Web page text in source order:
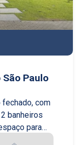
Paulo
fechado, com
banheiros
para
vagas de